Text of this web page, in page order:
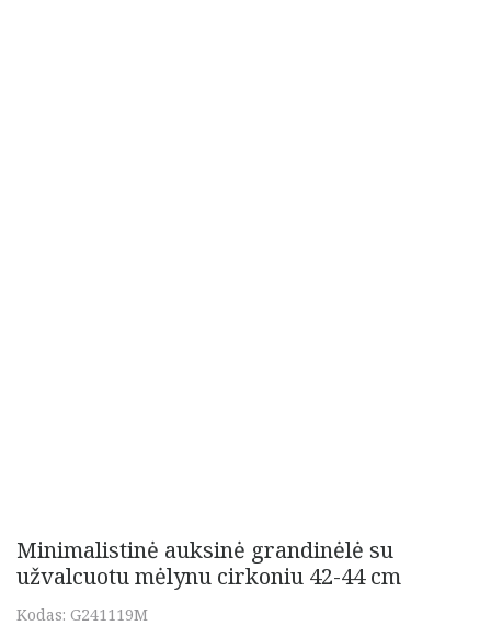
Minimalistinė auksinė grandinėlė su
užvalcuotu mėlynu cirkoniu 42-44 cm
Kodas: G241119M